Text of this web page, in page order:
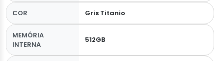
COR Gris Titanio
MEMÓRIA
INTERNA
512GB